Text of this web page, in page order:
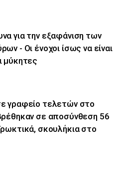
για την εξαφάνιση των
- Οι ένοχοι ίσως να είναι
μύκητες
γραφείο τελετών στο
σε αποσύνθεση 56
σκουλήκια στο